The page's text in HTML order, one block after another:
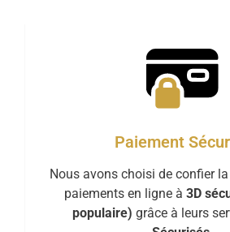
Paiement
Nous avons choisi de confier
paiements en ligne à 3D
populaire) grâce à leurs